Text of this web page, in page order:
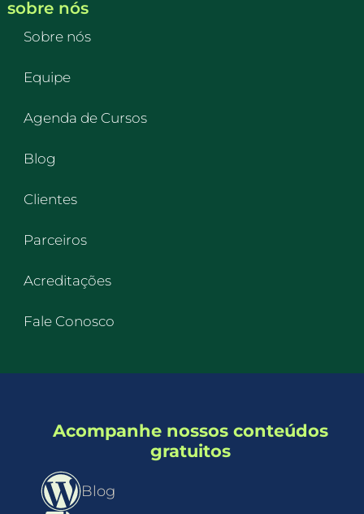
sobre nós
Sobre nós
Equipe
Agenda de Cursos
Blog
Clientes
Parceiros
Acreditações
Fale Conosco
Acompanhe nossos conteúdos
gratuitos
Blog